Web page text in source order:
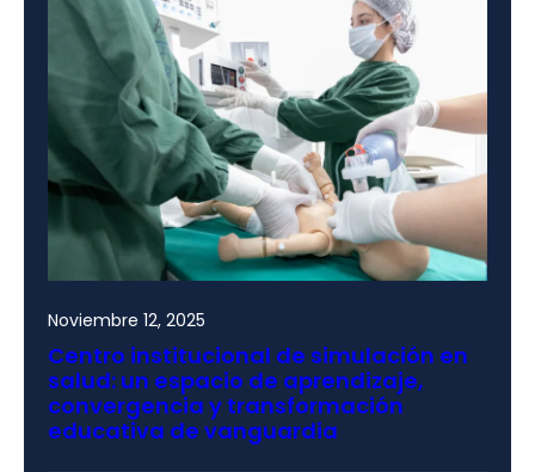
Noviembre 12, 2025
Centro institucional de simulación en
salud: un espacio de aprendizaje,
convergencia y transformación
educativa de vanguardia